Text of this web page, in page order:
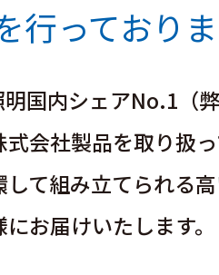
行っており
国内シェアNo.1（
会社製品を取り扱
て組み立てられる
お届けいたします。